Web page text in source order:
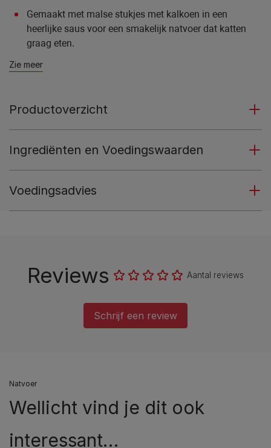
Gemaakt met malse stukjes met kalkoen in een
heerlijke saus voor een smakelijk natvoer dat katten
graag eten.
Zie meer
Productoverzicht
Ingrediënten en Voedingswaarden
Voedingsadvies
Reviews Aantal reviews
Schrijf een review
Natvoer
Wellicht vind je dit ook
interessant…